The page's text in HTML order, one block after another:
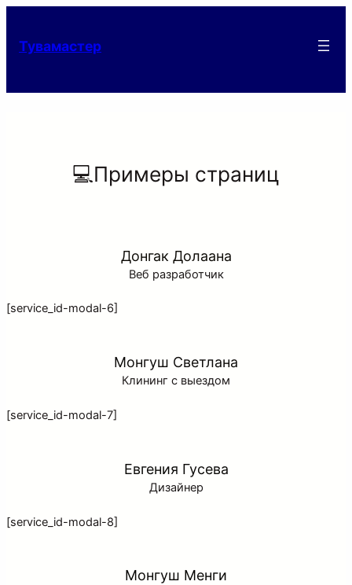
Тувамастер
💻️Примеры страниц
Донгак Долаана
Веб разработчик
[service_id-modal-6]
Монгуш Светлана
Клининг с выездом
[service_id-modal-7]
Евгения Гусева
Дизайнер
[service_id-modal-8]
Монгуш Менги